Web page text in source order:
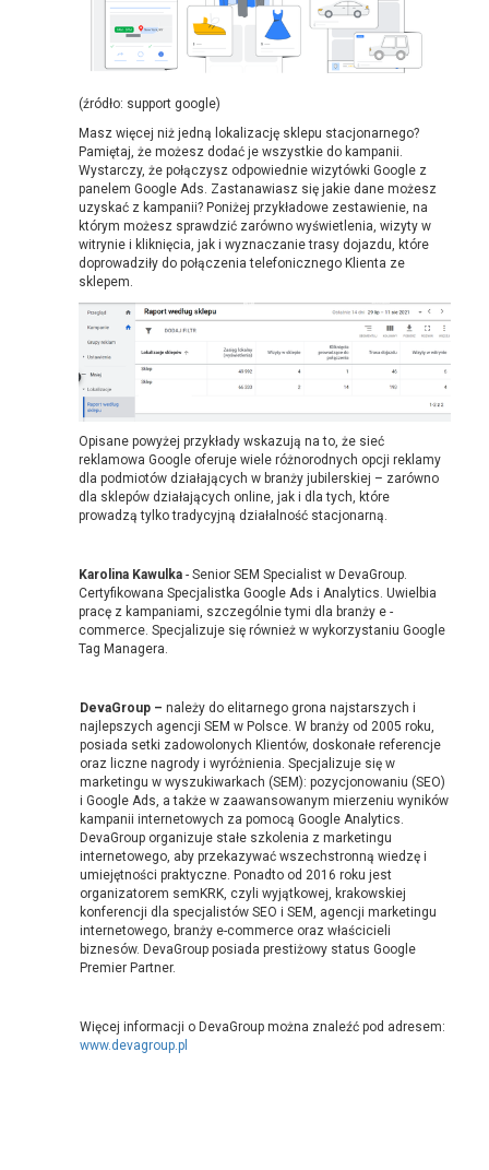
(źródło: support google)
Masz więcej niż jedną lokalizację sklepu stacjonarnego?
Pamiętaj, że możesz dodać je wszystkie do kampanii.
Wystarczy, że połączysz odpowiednie wizytówki Google z
panelem Google Ads. Zastanawiasz się jakie dane możesz
uzyskać z kampanii? Poniżej przykładowe zestawienie, na
którym możesz sprawdzić zarówno wyświetlenia, wizyty w
witrynie i kliknięcia, jak i wyznaczanie trasy dojazdu, które
doprowadziły do połączenia telefonicznego Klienta ze
sklepem.
Opisane powyżej przykłady wskazują na to, że sieć
reklamowa Google oferuje wiele różnorodnych opcji reklamy
dla podmiotów działających w branży jubilerskiej – zarówno
dla sklepów działających online, jak i dla tych, które
prowadzą tylko tradycyjną działalność stacjonarną.
Karolina Kawulka - Senior SEM Specialist w DevaGroup.
Certyfikowana Specjalistka Google Ads i Analytics. Uwielbia
pracę z kampaniami, szczególnie tymi dla branży e -
commerce. Specjalizuje się również w wykorzystaniu Google
Tag Managera.
DevaGroup – należy do elitarnego grona najstarszych i
najlepszych agencji SEM w Polsce. W branży od 2005 roku,
posiada setki zadowolonych Klientów, doskonałe referencje
oraz liczne nagrody i wyróżnienia. Specjalizuje się w
marketingu w wyszukiwarkach (SEM): pozycjonowaniu (SEO)
i Google Ads, a także w zaawansowanym mierzeniu wyników
kampanii internetowych za pomocą Google Analytics.
DevaGroup organizuje stałe szkolenia z marketingu
internetowego, aby przekazywać wszechstronną wiedzę i
umiejętności praktyczne. Ponadto od 2016 roku jest
organizatorem semKRK, czyli wyjątkowej, krakowskiej
konferencji dla specjalistów SEO i SEM, agencji marketingu
internetowego, branży e-commerce oraz właścicieli
biznesów. DevaGroup posiada prestiżowy status Google
Premier Partner.
Więcej informacji o DevaGroup można znaleźć pod adresem:
www.devagroup.pl